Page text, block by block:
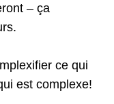
– ça
ce qui
est complexe!